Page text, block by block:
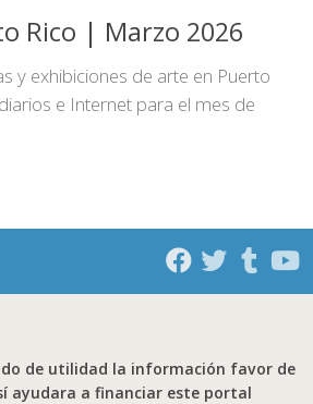
Rico | Marzo 2026
y exhibiciones de arte en Puerto
e Internet para el mes de
de utilidad la información favor de
ayudara a financiar este portal